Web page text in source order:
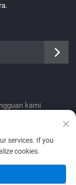
kami
services. If you
cookies.